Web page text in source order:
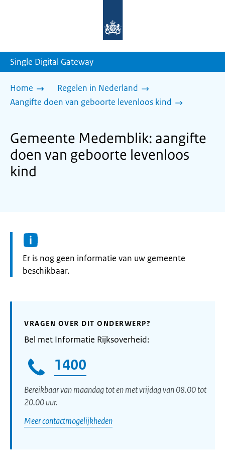
homepage
Single Digital Gateway
Home
Regelen in Nederland
Aangifte doen van geboorte levenloos kind
Gemeente Medemblik: aangifte
doen van geboorte levenloos
kind
Informatie:
Er is nog geen informatie van uw gemeente
beschikbaar.
VRAGEN OVER DIT ONDERWERP?
Bel met Informatie Rijksoverheid:
1400
Bereikbaar van maandag tot en met vrijdag van 08.00 tot
20.00 uur.
Meer contactmogelijkheden